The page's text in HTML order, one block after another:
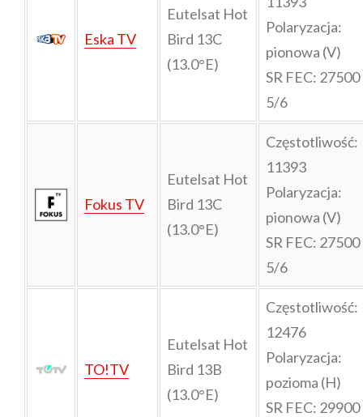
Eska TV
Eutelsat Hot
Bird 13C
(13.0°E)
Polaryzacja:
pionowa (V)
SR FEC: 27500
5/6
Fokus TV
Eutelsat Hot
Bird 13C
(13.0°E)
Częstotliwość:
11393
Polaryzacja:
pionowa (V)
SR FEC: 27500
5/6
TO!TV
Eutelsat Hot
Bird 13B
(13.0°E)
Częstotliwość:
12476
Polaryzacja:
pozioma (H)
SR FEC: 29900